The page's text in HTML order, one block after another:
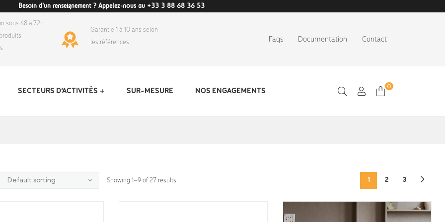
Besoin d'un renseignement ? Appelez-nous au +33 3 88 68 36 53
sous 48 à 72h
Garantie 1 à 10 ans selon
les références
Faqs Documentation Contact
SECTEURS D’ACTIVITÉS SUR-MESURE NOS ENGAGEMENTS
0
1 2 3
Showing 1–9 of 27 results